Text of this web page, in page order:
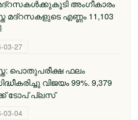
അംഗീകാരം
മദ്റസകളുടെ എണ്ണം 11,103
03-27
പൊതുപരീക്ഷ ഫലം
വിജയം 99%. 9,379
ടോപ് പ്ലസ്
03-04